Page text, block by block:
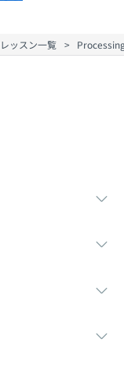
ッスン一覧
新卒就
マンガ・ゲーム
note